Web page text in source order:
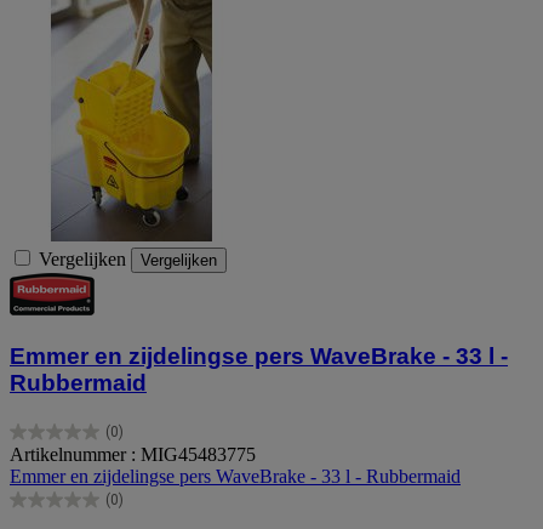
Vergelijken Vergelijken
Emmer en zijdelingse pers WaveBrake - 33 l -
Rubbermaid
(0)
0.0
van
de
5
Artikelnummer : MIG45483775
Emmer en zijdelingse pers WaveBrake - 33 l - Rubbermaid
(0)
0.0